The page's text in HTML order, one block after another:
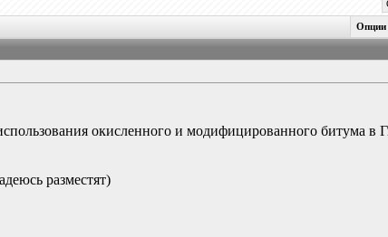
окисленного и модифицированного битума в
разместят)